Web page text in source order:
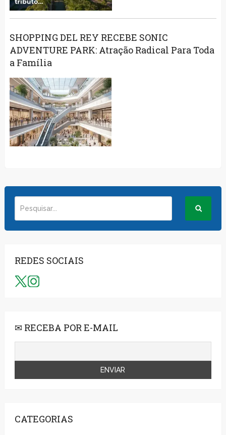
SHOPPING DEL REY RECEBE SONIC
ADVENTURE PARK: Atração Radical Para Toda
a Família
REDES SOCIAIS
✉ RECEBA POR E-MAIL
CATEGORIAS